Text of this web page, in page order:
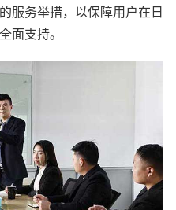
服务举措，以保障用户在日
面支持。